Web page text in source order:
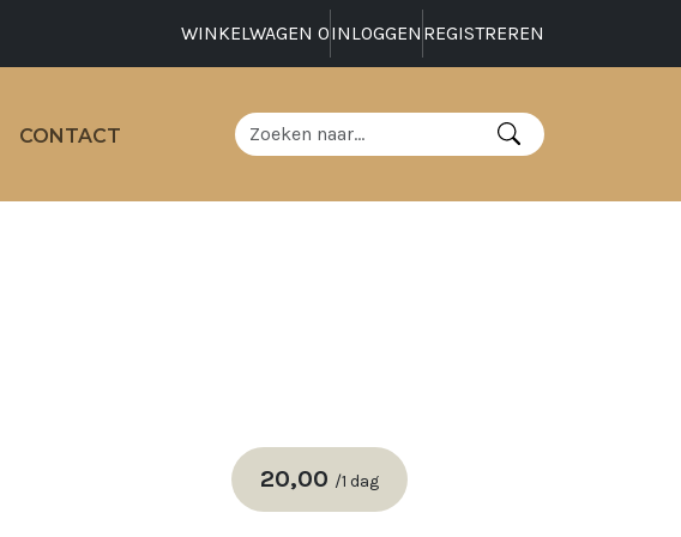
WINKELWAGEN 0INLOGGEN REGISTREREN
CONTACT
20,00 /1 dag